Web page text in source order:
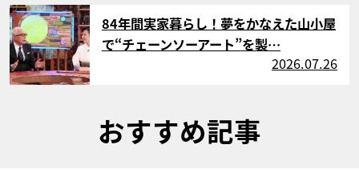
サムネイル
84年間実家暮らし！夢をかなえた山小屋
で“チェーンソーアート”を製…
2026.07.26
おすすめ記事